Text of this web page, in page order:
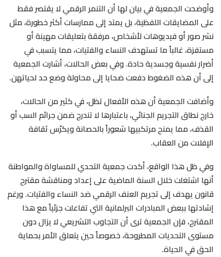
وأوضحت الجمعية في بيان لها أن التنمر الرقمي لا يقتصر فقط
على المضايقات اللفظية، بل يمتد إلى ممارسات أكثر خطورة، مثل
نشر صور أو فيديوهات لأشخاص، مرفقة بتعليقات مهينة أو
مستفزة، غالباً ما تستهدف النساء والفتيات، مما يتسبب في
أضرار نفسية وجسدية حادة. وفي بعض الحالات، أشارت الجمعية
إلى أن هذه الضغوط دفعت ضحايا إلى محاولة وضع حد لحياتهن.
وأضافت الجمعية أن هذه الأفعال تظل، في كثير من الحالات،
خارج نطاق التجريم الجنائي، باعتبارها لا تندرج ضمن جرائم السب أو
القذف، مما يمنح مرتكبيها شعوراً بالحصانة ويكرّس ثقافة
الإفلات من العقاب.
وفي ظل هذا الواقع، أكدت جمعية التحدي للمساواة والمواطنة
أنها اشتغلت خلال السنة الماضية على إعداد ومناقشة مقترح
قانون يهدف إلى تجريم العنف الرقمي ضد النساء والفتيات. ورغم
إشادتها ببعض المبادرات البرلمانية التي تفاعلت جزئياً مع هذا
المقترح، فإن الجمعية ترى أن التجاوب التشريعي لا يزال دون
مستوى التحديات المطروحة، خصوصاً حين يتعلق الأمر بحماية
الحق في الحياة.